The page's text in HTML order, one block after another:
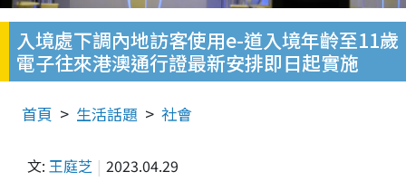
入境處下調內地訪客使用e-道入境年齡至11歲
電子往來港澳通行證最新安排即日起實施
首頁 生活話題 社會
文: 王庭芝 2023.04.29